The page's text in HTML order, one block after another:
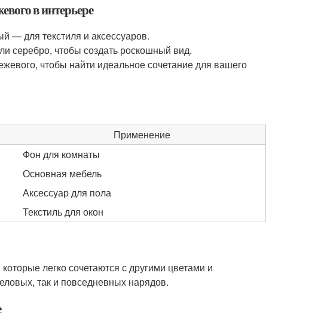
в интерьере
— для текстиля и аксессуаров.
серебро, чтобы создать роскошный вид.
чтобы найти идеальное сочетание для вашего
Применение
Фон для комнаты
Основная мебель
Аксессуар для пола
Текстиль для окон
легко сочетаются с другими цветами и
так и повседневных нарядов.